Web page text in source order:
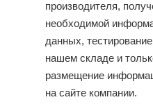
производителя,
необходимой
данных,
нашем складе и
размещение
на сайте компании.